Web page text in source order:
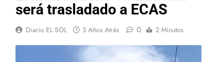
será trasladado a ECAS
Diario EL SOL 3 Años Atrás 0 2 Minutos